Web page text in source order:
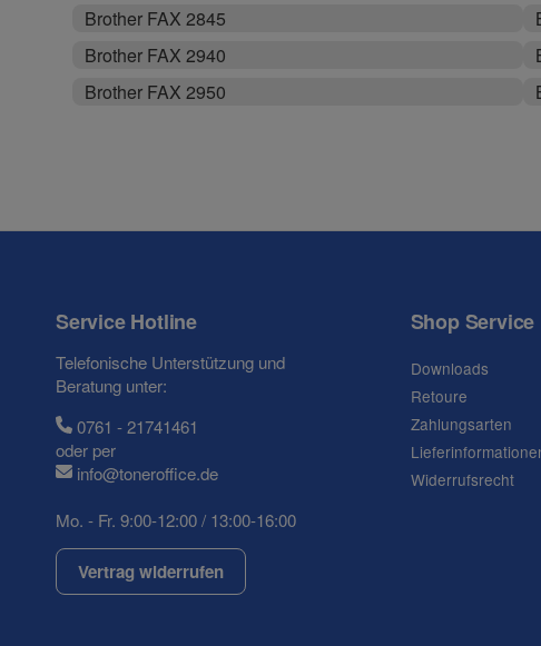
Brother FAX 2845
Brother FAX 2940
Brother FAX 2950
Service Hotline
Telefonische Unterstützung und
Beratung unter:
0761 - 21741461
oder per
info@toneroffice.de
Mo. - Fr. 9:00-12:00 / 13:00-16:00
Vertrag widerrufen
Shop Service
Downloads
Retoure
Zahlungsarten
Widerrufsrecht